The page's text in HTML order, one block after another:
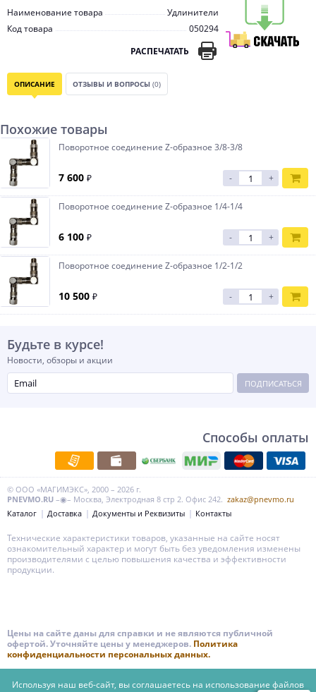
Наименование товара
Удлинители
Код товара
050294
РАСПЕЧАТАТЬ
ОПИСАНИЕ ОТЗЫВЫ И ВОПРОСЫ (0)
Похожие товары
Поворотное соединение Z-образное 3/8-3/8
7 600 ₽ - +
Поворотное соединение Z-образное 1/4-1/4
6 100 ₽ - +
Поворотное соединение Z-образное 1/2-1/2
10 500 ₽ - +
Будьте в курсе!
Новости, обзоры и акции
ПОДПИСАТЬСЯ
Способы оплаты
© ООО «МАГИМЭКС», 2000 – 2026 г.
PNEVMO.RU –◉– Москва, Электродная 8 стр 2. Офис 242. zakaz@pnevmo.ru
Каталог
Доставка Документы и Реквизиты Контакты
Технические характеристики товаров, указанные на сайте носят
ознакомительный характер и могут быть без уведомления изменены
производителями с целью повышения качества и эффективности
продукции.
Цены на сайте даны для справки и не являются публичной
офертой. Уточняйте цены у менеджеров. Политика
конфиденциальности персональных данных.
Используя наш веб-сайт, вы соглашаетесь на использование файлов